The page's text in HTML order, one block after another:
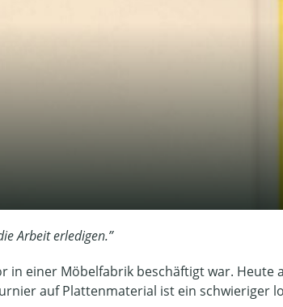
Arbeit erledigen.”
in einer Möbelfabrik beschäftigt war. Heute
auf Plattenmaterial ist ein schwieriger